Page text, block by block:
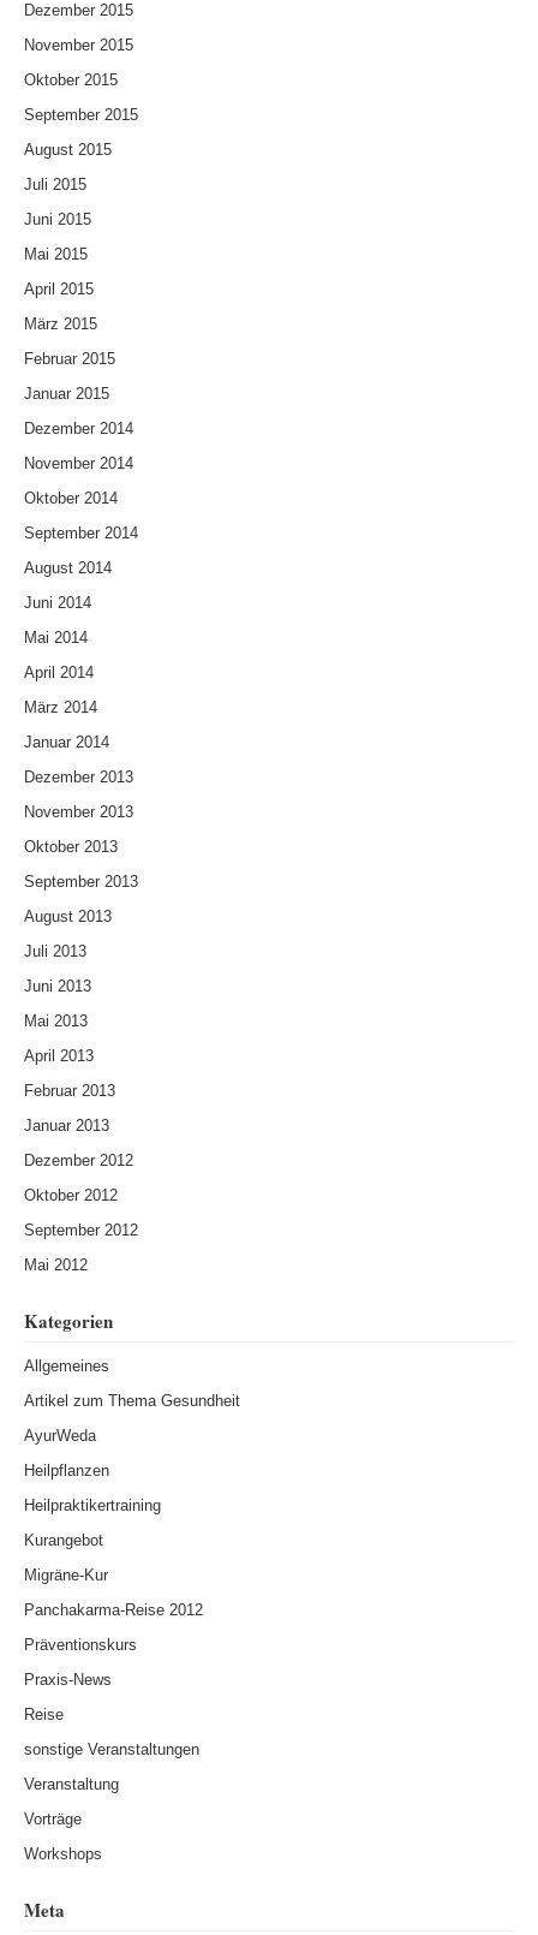
Dezember 2015
November 2015
Oktober 2015
September 2015
August 2015
Juli 2015
Juni 2015
Mai 2015
April 2015
März 2015
Februar 2015
Januar 2015
Dezember 2014
November 2014
Oktober 2014
September 2014
August 2014
Juni 2014
Mai 2014
April 2014
März 2014
Januar 2014
Dezember 2013
November 2013
Oktober 2013
September 2013
August 2013
Juli 2013
Juni 2013
Mai 2013
April 2013
Februar 2013
Januar 2013
Dezember 2012
Oktober 2012
September 2012
Mai 2012
Kategorien
Allgemeines
Artikel zum Thema Gesundheit
AyurWeda
Heilpflanzen
Heilpraktikertraining
Kurangebot
Migräne-Kur
Panchakarma-Reise 2012
Präventionskurs
Praxis-News
Reise
sonstige Veranstaltungen
Veranstaltung
Vorträge
Workshops
Meta